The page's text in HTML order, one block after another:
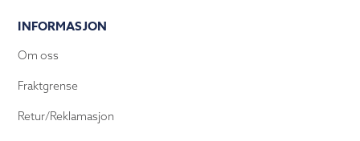
INFORMASJON
Om oss
Fraktgrense
Retur/Reklamasjon